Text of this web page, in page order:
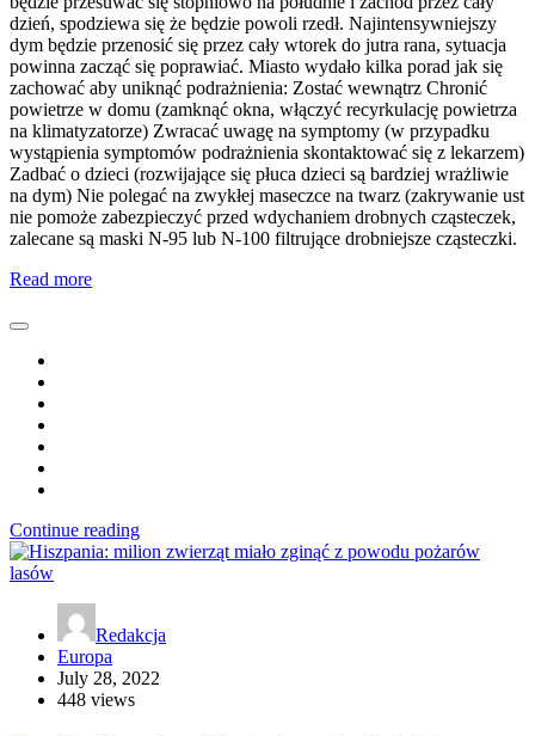
dzień, spodziewa się że będzie powoli rzedł. Najintensywniejszy
dym będzie przenosić się przez cały wtorek do jutra rana, sytuacja
powinna zacząć się poprawiać. Miasto wydało kilka porad jak się
zachować aby uniknąć podrażnienia: Zostać wewnątrz Chronić
powietrze w domu (zamknąć okna, włączyć recyrkulację powietrza
na klimatyzatorze) Zwracać uwagę na symptomy (w przypadku
wystąpienia symptomów podrażnienia skontaktować się z lekarzem)
Zadbać o dzieci (rozwijające się płuca dzieci są bardziej wrażliwie
na dym) Nie polegać na zwykłej maseczce na twarz (zakrywanie ust
nie pomoże zabezpieczyć przed wdychaniem drobnych cząsteczek,
zalecane są maski N-95 lub N-100 filtrujące drobniejsze cząsteczki.
Read more
Continue reading
Redakcja
Europa
July 28, 2022
448 views